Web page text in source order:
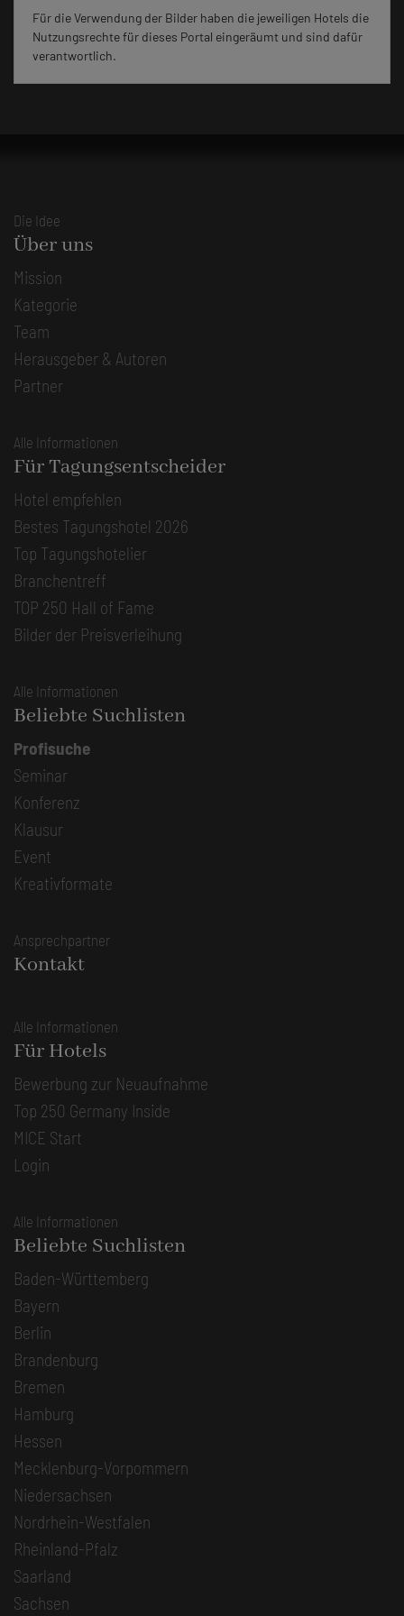
Für die Verwendung der Bilder haben die jeweiligen Hotels die
Nutzungsrechte für dieses Portal eingeräumt und sind dafür
verantwortlich.
Die Idee
Über uns
Mission
Kategorie
Team
Herausgeber & Autoren
Partner
Alle Informationen
Für Tagungsentscheider
Hotel empfehlen
Bestes Tagungshotel 2026
Top Tagungshotelier
Branchentreff
TOP 250 Hall of Fame
Bilder der Preisverleihung
Alle Informationen
Beliebte Suchlisten
Profisuche
Seminar
Konferenz
Klausur
Event
Kreativformate
Ansprechpartner
Kontakt
Alle Informationen
Für Hotels
Bewerbung zur Neuaufnahme
Top 250 Germany Inside
MICE Start
Login
Alle Informationen
Beliebte Suchlisten
Baden-Württemberg
Bayern
Berlin
Brandenburg
Bremen
Hamburg
Hessen
Mecklenburg-Vorpommern
Niedersachsen
Nordrhein-Westfalen
Rheinland-Pfalz
Saarland
Sachsen